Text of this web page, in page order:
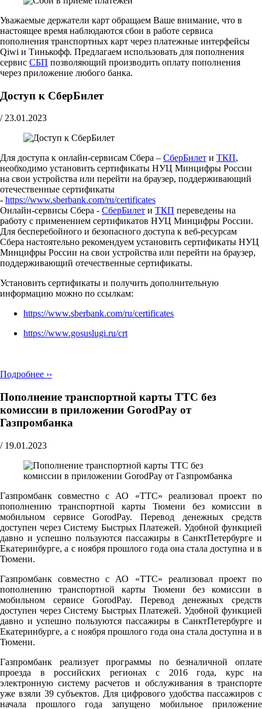
Уважаемые держатели карт обращаем Ваше внимание, что в
настоящее время наблюдаются сбои в работе сервиса
пополнения транспортных карт через платежные интерфейсы
Qiwi и Тинькофф. Предлагаем использовать для пополнения
сервис СБП позволяющий производить оплату пополнения
через приложение любого банка.
Доступ к СберБилет
/ 23.01.2023
Для доступа к онлайн-сервисам Сбера – СберБилет и ТКП,
необходимо установить сертификаты НУЦ Минцифры России
на свои устройства или перейти на браузер, поддерживающий
отечественные сертификаты
- https://www.sberbank.com/ru/certificates
Онлайн-сервисы Сбера - СберБилет и ТКП переведены на
работу с применением сертификатов НУЦ Минцифры России.
Для бесперебойного и безопасного доступа к веб-ресурсам
Сбера настоятельно рекомендуем установить сертификаты НУЦ
Минцифры России на свои устройства или перейти на браузер,
поддерживающий отечественные сертификаты.
Установить сертификаты и получить дополнительную
информацию можно по ссылкам:
https://www.sberbank.com/ru/certificates
https://www.gosuslugi.ru/crt
Подробнее ››
Пополнение транспортной карты ТТС без
комиссии в приложении GorodPay от
Газпромбанка
/ 19.01.2023
Газпромбанк совместно с АО «ТТС» реализовал проект по
пополнению транспортной карты Тюмени без комиссии в
мобильном сервисе GorodPay. Перевод денежных средств
доступен через Систему Быстрых Платежей. Удобной функцией
давно и успешно пользуются пассажиры в СанктПетербурге и
Екатеринбурге, а с ноября прошлого года она стала доступна и в
Тюмени.
Газпромбанк совместно с АО «ТТС» реализовал проект по
пополнению транспортной карты Тюмени без комиссии в
мобильном сервисе GorodPay. Перевод денежных средств
доступен через Систему Быстрых Платежей. Удобной функцией
давно и успешно пользуются пассажиры в СанктПетербурге и
Екатеринбурге, а с ноября прошлого года она стала доступна и в
Тюмени.
Газпромбанк реализует программы по безналичной оплате
проезда в российских регионах с 2016 года, курс на
электронную систему расчетов и обслуживания в транспорте
уже взяли 39 субъектов. Для цифрового удобства пассажиров с
начала прошлого года запущено мобильное приложение